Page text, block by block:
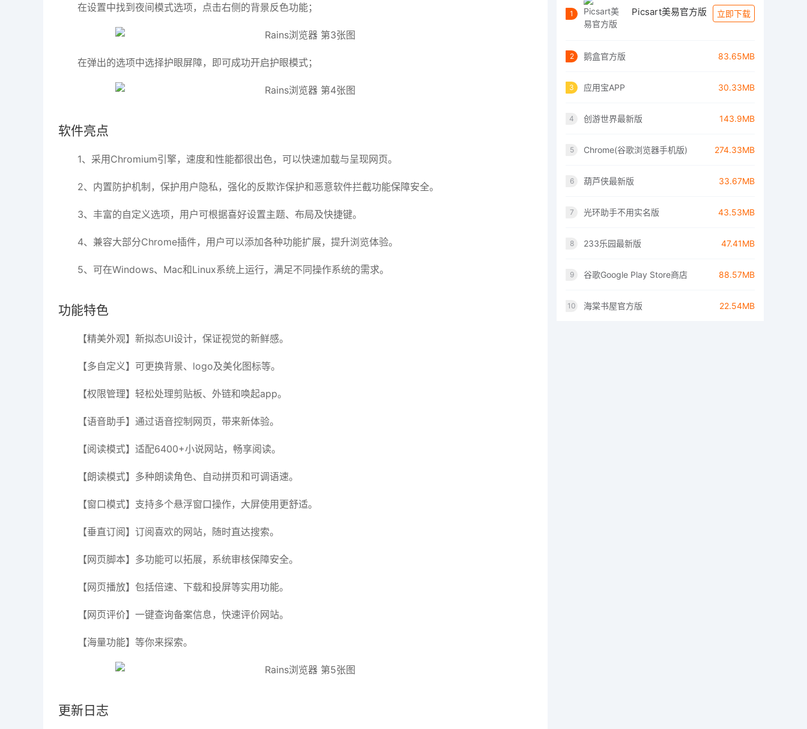
在设置中找到夜间模式选项，点击右侧的背景反色功能；
在弹出的选项中选择护眼屏障，即可成功开启护眼模式；
软件亮点
1、采用Chromium引擎，速度和性能都很出色，可以快速加载与呈现网页。
2、内置防护机制，保护用户隐私，强化的反欺诈保护和恶意软件拦截功能保障安全。
3、丰富的自定义选项，用户可根据喜好设置主题、布局及快捷键。
4、兼容大部分Chrome插件，用户可以添加各种功能扩展，提升浏览体验。
5、可在Windows、Mac和Linux系统上运行，满足不同操作系统的需求。
功能特色
【精美外观】新拟态UI设计，保证视觉的新鲜感。
【多自定义】可更换背景、logo及美化图标等。
【权限管理】轻松处理剪贴板、外链和唤起app。
【语音助手】通过语音控制网页，带来新体验。
【阅读模式】适配6400+小说网站，畅享阅读。
【朗读模式】多种朗读角色、自动拼页和可调语速。
【窗口模式】支持多个悬浮窗口操作，大屏使用更舒适。
【垂直订阅】订阅喜欢的网站，随时直达搜索。
【网页脚本】多功能可以拓展，系统审核保障安全。
【网页播放】包括倍速、下载和投屏等实用功能。
【网页评价】一键查询备案信息，快速评价网站。
【海量功能】等你来探索。
更新日志
1 Picsart美易官方版 立即下载
2 鹅盒官方版 83.65MB
3 应用宝APP 30.33MB
4 创游世界最新版 143.9MB
5 Chrome(谷歌浏览器手机版) 274.33MB
6 葫芦侠最新版 33.67MB
7 光环助手不用实名版 43.53MB
8 233乐园最新版 47.41MB
9 谷歌Google Play Store商店 88.57MB
10 海棠书屋官方版 22.54MB